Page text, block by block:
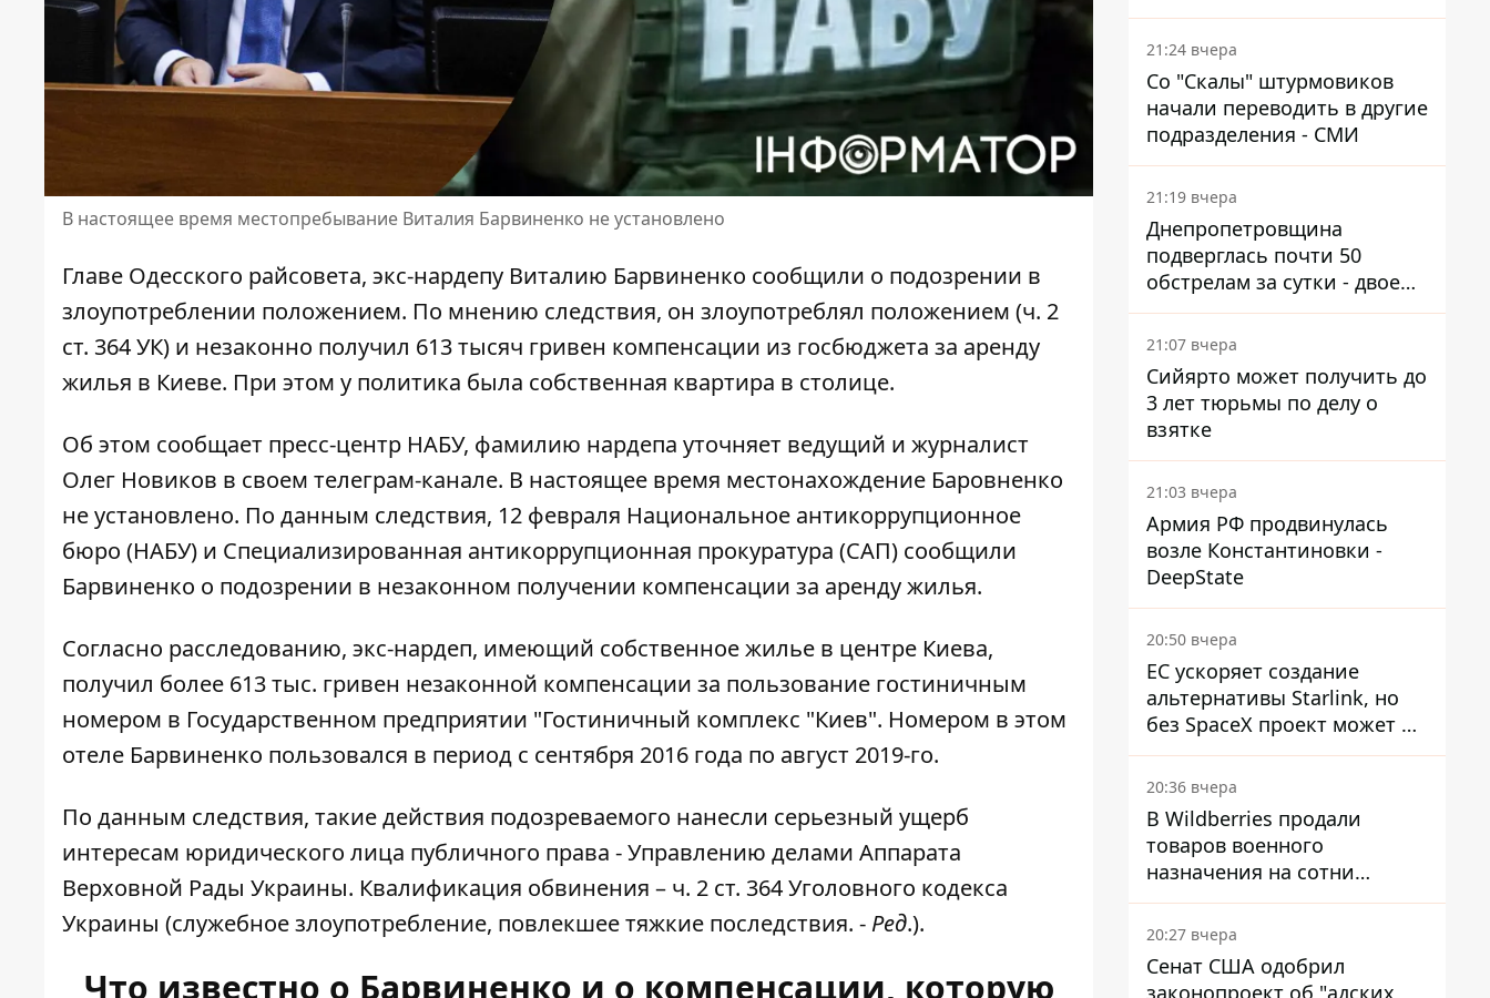
В настоящее время местопребывание Виталия Барвиненко не установлено
Главе Одесского райсовета, экс-нардепу Виталию Барвиненко сообщили о подозрении в
злоупотреблении положением. По мнению следствия, он злоупотреблял положением (ч. 2
ст. 364 УК) и незаконно получил 613 тысяч гривен компенсации из госбюджета за аренду
жилья в Киеве. При этом у политика была собственная квартира в столице.
Об этом сообщает пресс-центр НАБУ, фамилию нардепа уточняет ведущий и журналист
Олег Новиков в своем телеграм-канале. В настоящее время местонахождение Баровненко
не установлено. По данным следствия, 12 февраля Национальное антикоррупционное
бюро (НАБУ) и Специализированная антикоррупционная прокуратура (САП) сообщили
Барвиненко о подозрении в незаконном получении компенсации за аренду жилья.
Согласно расследованию, экс-нардеп, имеющий собственное жилье в центре Киева,
получил более 613 тыс. гривен незаконной компенсации за пользование гостиничным
номером в Государственном предприятии "Гостиничный комплекс "Киев". Номером в этом
отеле Барвиненко пользовался в период с сентября 2016 года по август 2019-го.
По данным следствия, такие действия подозреваемого нанесли серьезный ущерб
интересам юридического лица публичного права - Управлению делами Аппарата
Верховной Рады Украины. Квалификация обвинения – ч. 2 ст. 364 Уголовного кодекса
Украины (служебное злоупотребление, повлекшее тяжкие последствия. - Ред.).
Что известно о Барвиненко и о компенсации, которую
км от Украины
21:24 вчера
Со "Скалы" штурмовиков
начали переводить в другие
подразделения - СМИ
21:19 вчера
Днепропетровщина
подверглась почти 50
обстрелам за сутки - двое
погибших, шесть
пострадавших
21:07 вчера
Сийярто может получить до
3 лет тюрьмы по делу о
взятке
21:03 вчера
Армия РФ продвинулась
возле Константиновки -
DeepState
20:50 вчера
ЕС ускоряет создание
альтернативы Starlink, но
без SpaceX проект может не
обойтись
20:36 вчера
В Wildberries продали
товаров военного
назначения на сотни
миллионов, но удары ВСУ
изменили ситуацию
20:27 вчера
Сенат США одобрил
законопроект об "адских